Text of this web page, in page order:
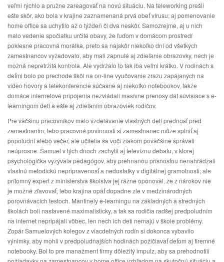
veľmi rýchlo a pružne zareagovať na novú situáciu. Na teleworking prešli
ešte skôr, ako bola v krajine zaznamenaná prvá obeť vírusu; aj pomenovanie
home office sa uchytilo až o týždeň či dva neskôr. Samozrejme, aj u nich
malo vedenie spočiatku určité obavy, že ľuďom v domácom prostredí
poklesne pracovná morálka, preto sa najskôr niekoľko dní od všetkých
zamestnancov vyžadovalo, aby mali zapnuté aj zdieľanie obrazovky, nech je
možná nepretržitá kontrola. Ale vydržalo to tak iba veľmi krátko. V rodinách s
deťmi bolo po prechode škôl na on-line vyučovanie zrazu zapájaných na
video hovory a telekonferencie súčasne aj niekoľko notebookov, takže
domáce internetové pripojenia nezvládali masívne prenosy dát súvisiace s e-
learningom detí a ešte aj zdieľaním obrazoviek rodičov.
Pre väčšinu pracovníkov malo vzdelávanie vlastných detí prednosť pred
zamestnaním, lebo pracovné povinnosti si zamestnanec môže splniť aj
popoludní alebo večer, ale učitelia sa voči žiakom poväčšine správali
neúprosne. Samuel v tých dňoch zachytil aj televíznu debatu, v ktorej
psychologička vyzývala pedagógov, aby prehnanou prísnosťou nenahrádzali
vlastnú metodickú nepripravenosť a nedostatky v digitálnej gramotnosti; ale
prítomný expert z ministerstva školstva jej rázne oponoval, že z nárokov nie
je možné zľavovať, lebo krajina opäť dopadne zle v medzinárodných
porovnávacích testoch. Mantinely e-learningu na základných a stredných
školách boli nastavené maximalisticky, a tak sa rodičia radšej predpoludním
na internet nepripájali vôbec, len nech ich deti nemajú v škole problémy.
Zopár Samuelových kolegov z viacdetných rodín si dokonca vybavilo
výnimky, aby mohli v predpoludňajších hodinách požičiavať deťom aj firemné
notebooky. Bol to pre manažment firmy dôležitý impulz, aby sa prehodnotili